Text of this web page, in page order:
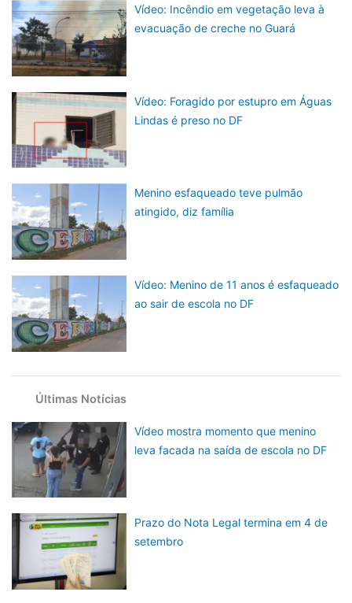
Vídeo: Incêndio em vegetação leva à
evacuação de creche no Guará
Vídeo: Foragido por estupro em Águas
Lindas é preso no DF
Menino esfaqueado teve pulmão
atingido, diz família
Vídeo: Menino de 11 anos é esfaqueado
ao sair de escola no DF
Últimas Notícias
Vídeo mostra momento que menino
leva facada na saída de escola no DF
Prazo do Nota Legal termina em 4 de
setembro